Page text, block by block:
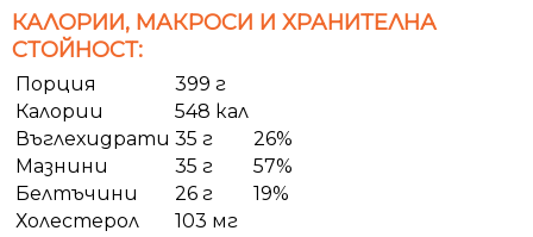
КАЛОРИИ, МАКРОСИ И ХРАНИТЕЛНА
СТОЙНОСТ:
Порция
399 г
Калории
548 кал
Въглехидрати 35 г
26%
Мазнини
35 г
57%
Белтъчини
26 г
19%
Холестерол
103 мг